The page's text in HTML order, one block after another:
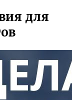
для